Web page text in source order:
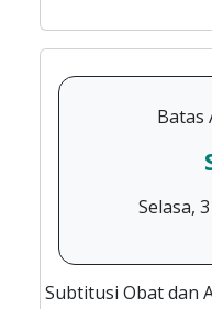
Batas
Selasa,
Subtitusi Obat dan